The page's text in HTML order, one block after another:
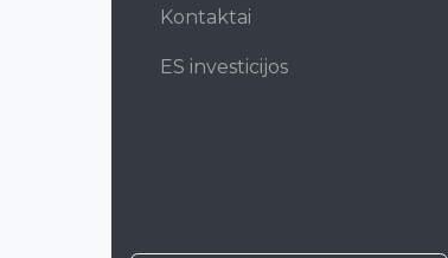
Kontaktai
ES investicijos